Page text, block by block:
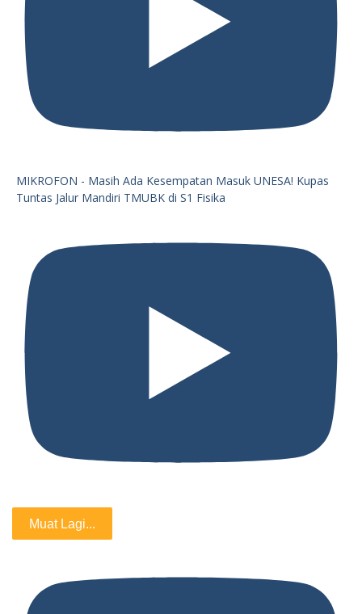
MIKROFON - Masih Ada Kesempatan Masuk UNESA! Kupas
Tuntas Jalur Mandiri TMUBK di S1 Fisika
Muat Lagi...